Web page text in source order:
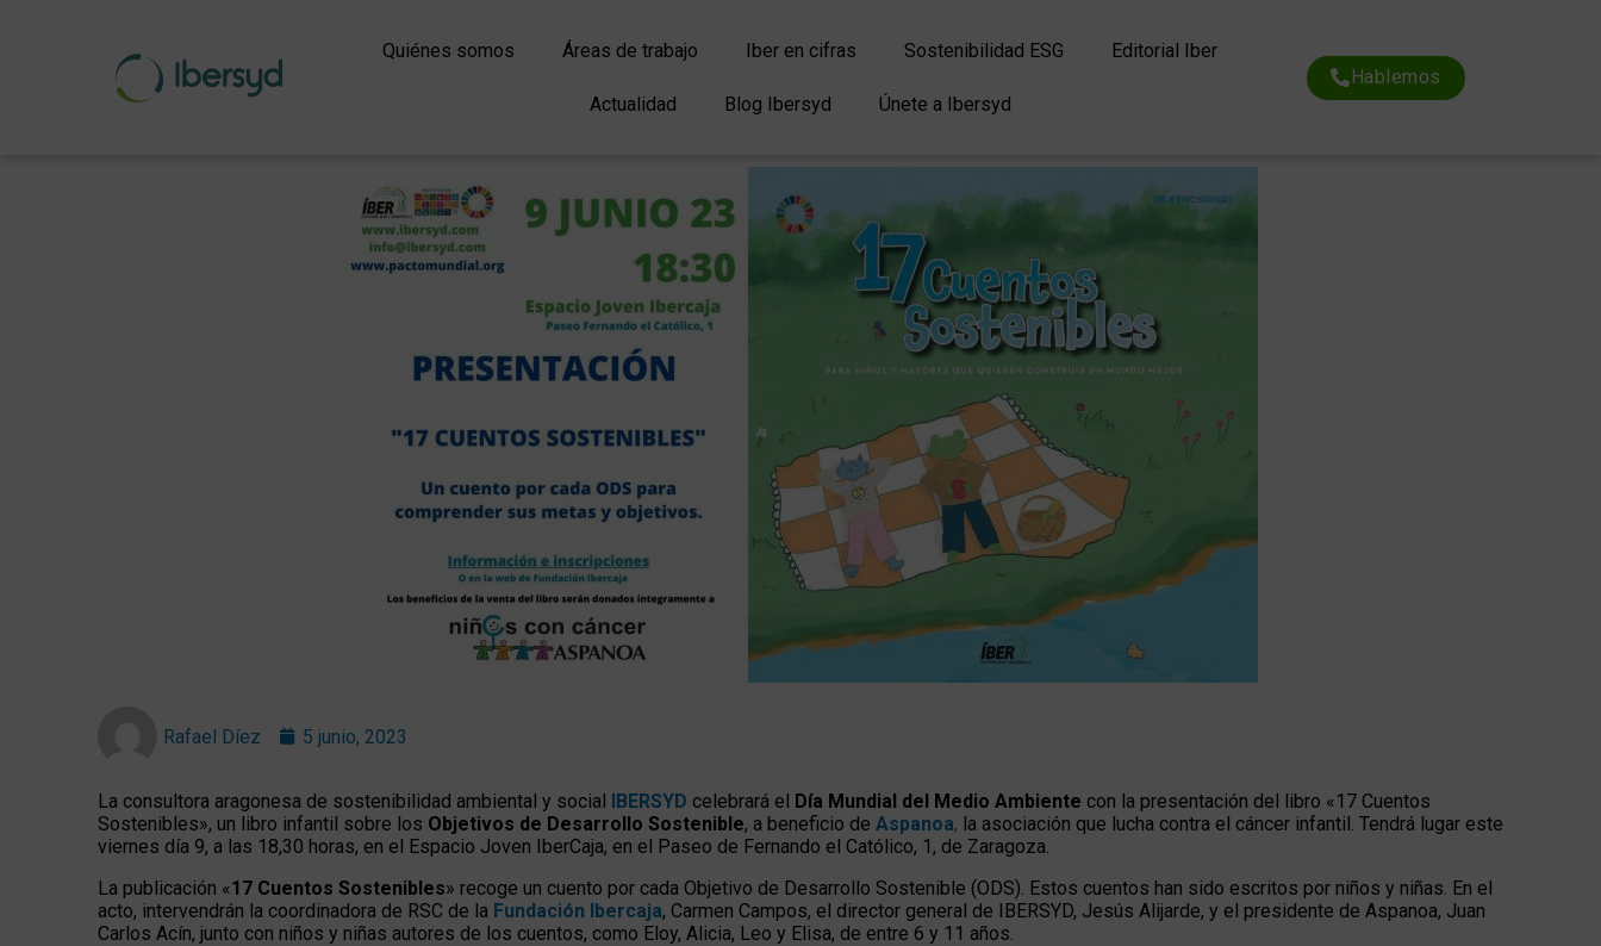
Quiénes somos Áreas de trabajo Iber en cifras Sostenibilidad ESG Editorial Iber
Actualidad Blog Ibersyd Únete a Ibersyd
Hablemos
Rafael Díez 5 junio, 2023
La consultora aragonesa de sostenibilidad ambiental y social IBERSYD celebrará el Día Mundial del Medio Ambiente con la presentación del libro «17 Cuentos
Sostenibles», un libro infantil sobre los Objetivos de Desarrollo Sostenible, a beneficio de Aspanoa, la asociación que lucha contra el cáncer infantil. Tendrá lugar este
viernes día 9, a las 18,30 horas, en el Espacio Joven IberCaja, en el Paseo de Fernando el Católico, 1, de Zaragoza.
La publicación «17 Cuentos Sostenibles» recoge un cuento por cada Objetivo de Desarrollo Sostenible (ODS). Estos cuentos han sido escritos por niños y niñas. En el
acto, intervendrán la coordinadora de RSC de la Fundación Ibercaja, Carmen Campos, el director general de IBERSYD, Jesús Alijarde, y el presidente de Aspanoa, Juan
Carlos Acín, junto con niños y niñas autores de los cuentos, como Eloy, Alicia, Leo y Elisa, de entre 6 y 11 años.